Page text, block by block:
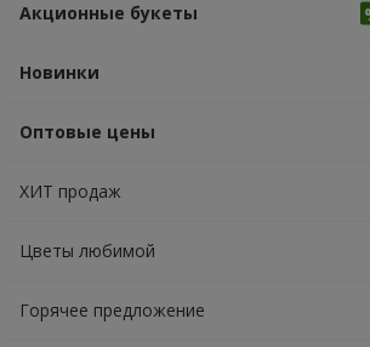
Акционные букеты
Новинки
Оптовые цены
ХИТ продаж
Цветы любимой
Горячее предложение